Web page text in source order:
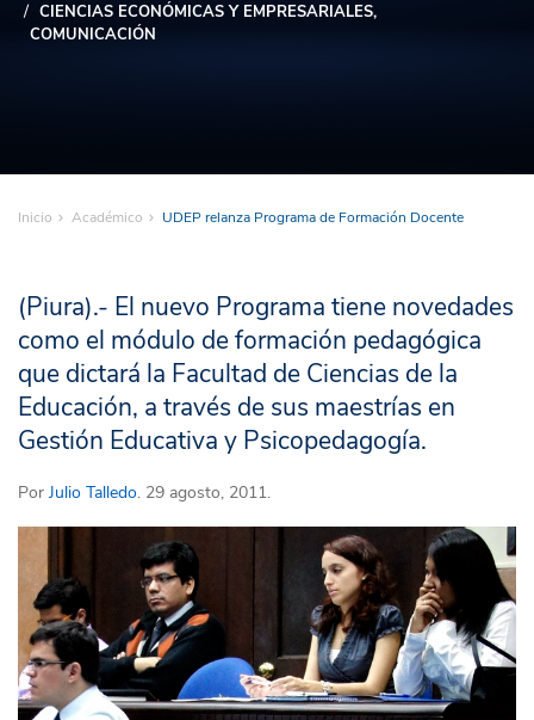
CIENCIAS ECONÓMICAS Y EMPRESARIALES
COMUNICACIÓN
Inicio Académico UDEP relanza Programa de Formación Docente
(Piura).- El nuevo Programa tiene novedades
como el módulo de formación pedagógica
que dictará la Facultad de Ciencias de la
Educación, a través de sus maestrías en
Gestión Educativa y Psicopedagogía.
Por Julio Talledo. 29 agosto, 2011.